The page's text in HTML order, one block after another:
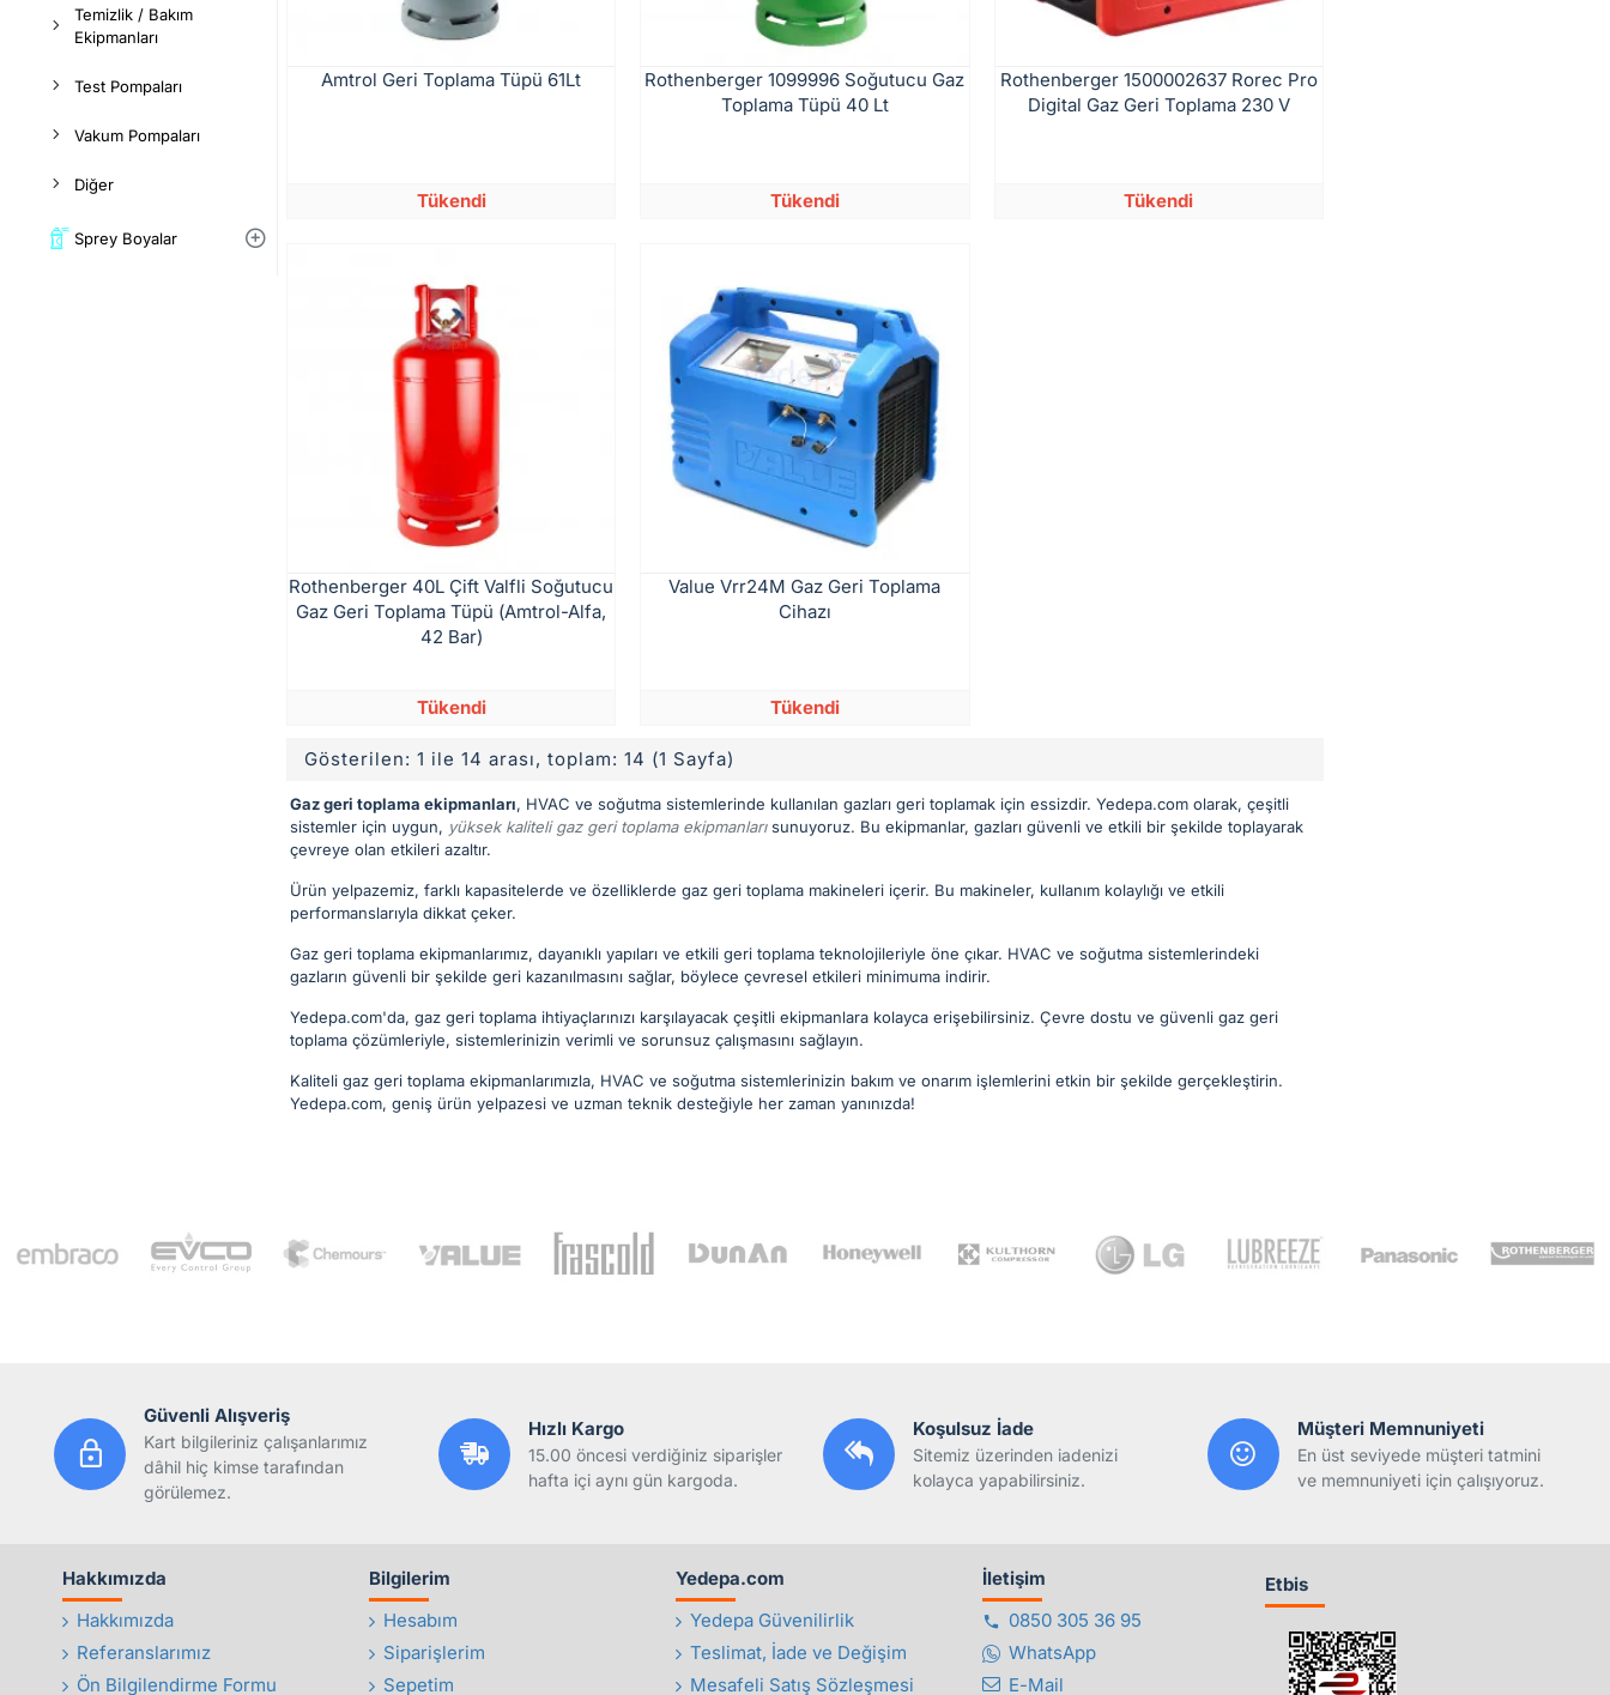
Temizlik / Bakım
Ekipmanları
Test Pompaları
Vakum Pompaları
Diğer
Sprey Boyalar
Gaz geri toplama ekipmanları, HVAC ve soğutma sistemlerinde kullanılan gazları geri toplamak için essizdir. Yedepa.com olarak, çeşitli
sistemler için uygun, yüksek kaliteli gaz geri toplama ekipmanlarısunuyoruz. Bu ekipmanlar, gazları güvenli ve etkili bir şekilde toplayarak
çevreye olan etkileri azaltır.
Ürün yelpazemiz, farklı kapasitelerde ve özelliklerde gaz geri toplama makineleri içerir. Bu makineler, kullanım kolaylığı ve etkili
performanslarıyla dikkat çeker.
Gaz geri toplama ekipmanlarımız, dayanıklı yapıları ve etkili geri toplama teknolojileriyle öne çıkar. HVAC ve soğutma sistemlerindeki
gazların güvenli bir şekilde geri kazanılmasını sağlar, böylece çevresel etkileri minimuma indirir.
Yedepa.com'da, gaz geri toplama ihtiyaçlarınızı karşılayacak çeşitli ekipmanlara kolayca erişebilirsiniz. Çevre dostu ve güvenli gaz geri
toplama çözümleriyle, sistemlerinizin verimli ve sorunsuz çalışmasını sağlayın.
Kaliteli gaz geri toplama ekipmanlarımızla, HVAC ve soğutma sistemlerinizin bakım ve onarım işlemlerini etkin bir şekilde gerçekleştirin.
Yedepa.com, geniş ürün yelpazesi ve uzman teknik desteğiyle her zaman yanınızda!
Amtrol Geri Toplama Tüpü 61Lt
Tükendi
Rothenberger 1099996 Soğutucu Gaz
Toplama Tüpü 40 Lt
Tükendi
Rothenberger 1500002637 Rorec Pro
Digital Gaz Geri Toplama 230 V
Tükendi
Rothenberger 40L Çift Valfli Soğutucu
Gaz Geri Toplama Tüpü (Amtrol-Alfa,
42 Bar)
Tükendi
Value Vrr24M Gaz Geri Toplama
Cihazı
Tükendi
Gösterilen: 1 ile 14 arası, toplam: 14 (1 Sayfa)
Güvenli Alışveriş
Kart bilgileriniz çalışanlarımız
dâhil hiç kimse tarafından
görülemez.
Hızlı Kargo
15.00 öncesi verdiğiniz siparişler
hafta içi aynı gün kargoda.
Koşulsuz İade
Sitemiz üzerinden iadenizi
kolayca yapabilirsiniz.
Müşteri Memnuniyeti
En üst seviyede müşteri tatmini
ve memnuniyeti için çalışıyoruz.
Hakkımızda
Hakkımızda
Referanslarımız
Ön Bilgilendirme Formu
Bilgilerim
Hesabım
Siparişlerim
Sepetim
Yedepa.com
Yedepa Güvenilirlik
Teslimat, İade ve Değişim
Mesafeli Satış Sözleşmesi
İletişim
0850 305 36 95
WhatsApp
E-Mail
Etbis